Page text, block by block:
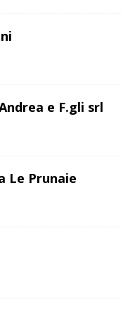
e F.gli srl
Le Prunaie